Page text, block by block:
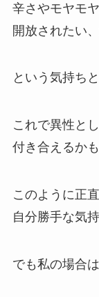
辛さやモヤモ
開放されたい
という気持ちと
これで異性と
付き合えるか
このように正
自分勝手な気
でも私の場合